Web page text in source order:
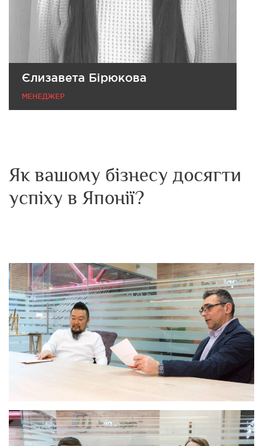
Єлизавета Бірюкова
МЕНЕДЖЕР
Як вашому бізнесу досягти
успіху в Японії?